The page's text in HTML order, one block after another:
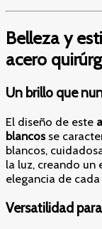
Belleza y
acero
Un brillo que
El diseño de este
blancosse
blancos,
la luz, creando un
elegancia de
Versatilidad